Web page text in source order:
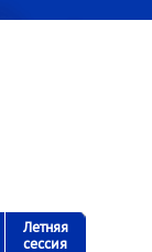
Летняя
сессия